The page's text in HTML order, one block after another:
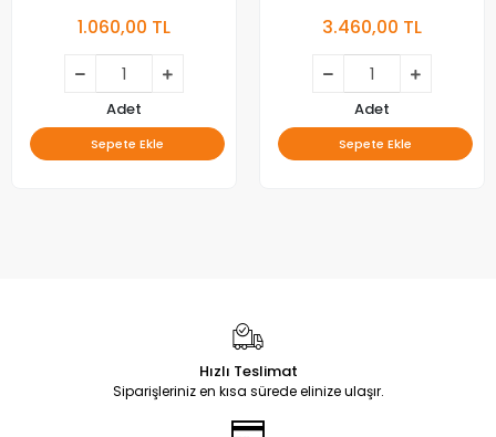
1.060,00 TL
Adet
Sepete Ekle
3.460,00 TL
Adet
Sepete Ekle
Hızlı Teslimat
Siparişleriniz en kısa sürede elinize ulaşır.